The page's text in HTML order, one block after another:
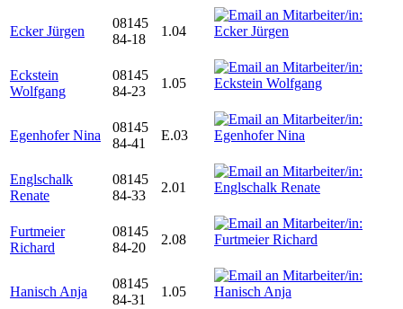
Ecker Jürgen
08145
84-18
1.04
Eckstein
Wolfgang
08145
84-23
1.05
Egenhofer Nina
08145
84-41
E.03
Englschalk
Renate
08145
84-33
2.01
Furtmeier
Richard
08145
84-20
2.08
Hanisch Anja
08145
84-31
1.05